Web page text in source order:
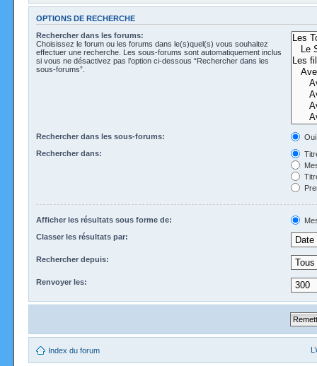
OPTIONS DE RECHERCHE
Rechercher dans les forums:
Choisissez le forum ou les forums dans le(s)quel(s) vous souhaitez
effectuer une recherche. Les sous-forums sont automatiquement inclus
si vous ne désactivez pas l’option ci-dessous “Rechercher dans les
sous-forums”.
Rechercher dans les sous-forums:
Oui
Rechercher dans:
Afficher les résultats sous forme de:
Classer les résultats par:
Rechercher depuis:
Renvoyer les:
Index du forum